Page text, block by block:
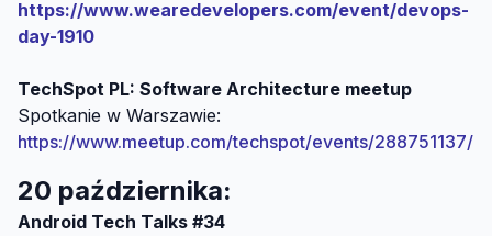
https://www.wearedevelopers.com/event/devops-
day-1910
TechSpot PL: Software Architecture meetup
Spotkanie w Warszawie:
https://www.meetup.com/techspot/events/288751137/
20 października:
Android Tech Talks #34